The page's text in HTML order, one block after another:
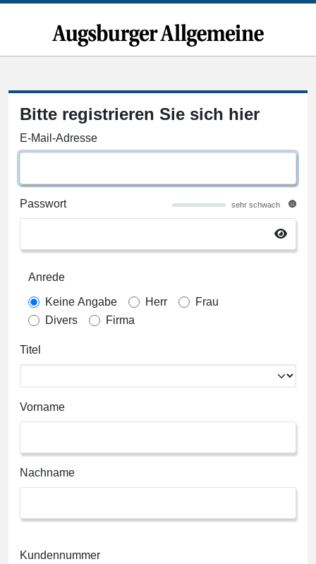
Bitte registrieren Sie sich hier
E-Mail-Adresse
Passwort sehr schwach
Anrede
Keine Angabe Herr
Frau
Divers
Firma
Titel
Vorname
Nachname
Kundennummer